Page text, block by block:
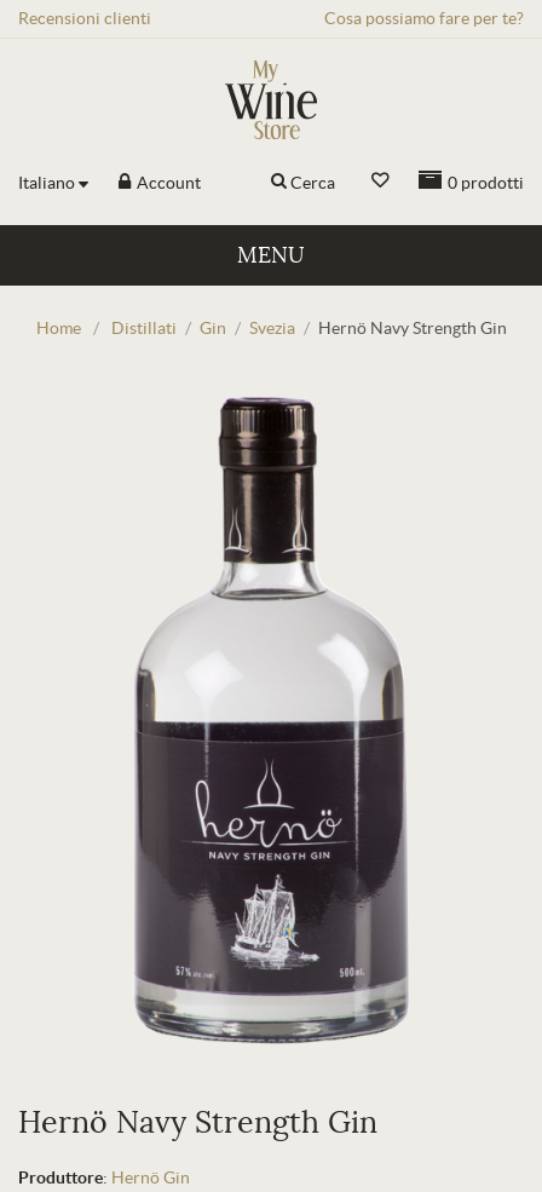
Recensioni clienti Cosa possiamo fare per te?
Italiano Account 0 prodotti
Cerca
MENU
Home / Distillati / Gin / Svezia / Hernö Navy Strength Gin
Hernö Navy Strength Gin
Produttore: Hernö Gin